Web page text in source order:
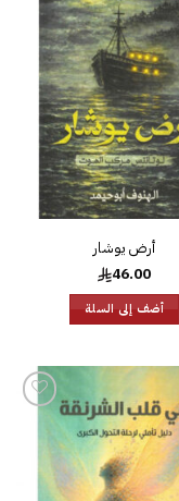
إضافة
إلى
قائمة
الرغبات
أرض يوشار
46.00
أضف إلى السلة